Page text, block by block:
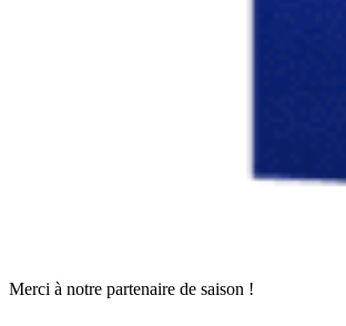
Merci à notre partenaire de saison !